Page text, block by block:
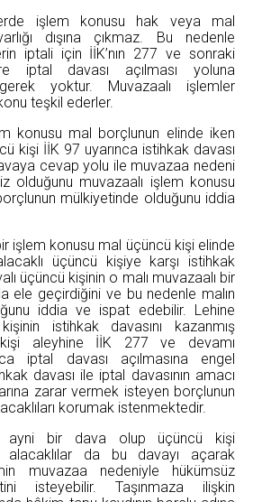
işlem konusu hak veya mal
dışına çıkmaz. Bu nedenle
iptali için İİK’nın 277 ve sonraki
iptal davası açılması yoluna
gerek yoktur. Muvazaalı işlemler
teşkil ederler.
konusu mal borçlunun elinde iken
kişi İİK 97 uyarınca istihkak davası
cevap yolu ile muvazaa nedeni
olduğunu muvazaalı işlem konusu
mülkiyetinde olduğunu iddia
işlem konusu mal üçüncü kişi elinde
üçüncü kişiye karşı istihkak
üçüncü kişinin o malı muvazaalı bir
ele geçirdiğini ve bu nedenle malın
iddia ve ispat edebilir. Lehine
istihkak davasını kazanmış
aleyhine İİK 277 ve devamı
iptal davası açılmasına engel
davası ile iptal davasının amacı
zarar vermek isteyen borçlunun
korumak istenmektedir.
ayni bir dava olup üçüncü kişi
alacaklılar da bu davayı açarak
muvazaa nedeniyle hükümsüz
isteyebilir. Taşınmaza ilişkin